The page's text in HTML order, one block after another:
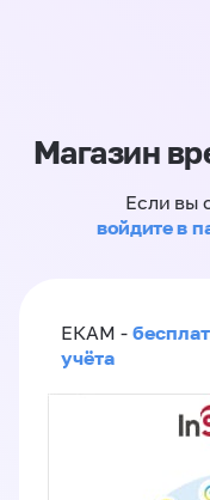
Магазин
Если вы
войдите в
ЕКАМ -
учёта